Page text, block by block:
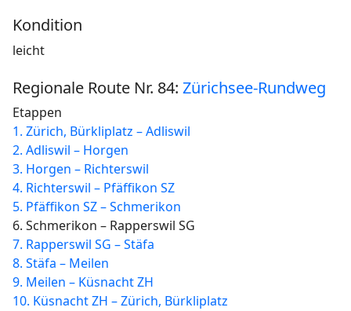
Kondition
leicht
Regionale Route Nr. 84: Zürichsee-Rundweg
Etappen
1. Zürich, Bürkliplatz – Adliswil
2. Adliswil – Horgen
3. Horgen – Richterswil
4. Richterswil – Pfäffikon SZ
5. Pfäffikon SZ – Schmerikon
6. Schmerikon – Rapperswil SG
7. Rapperswil SG – Stäfa
8. Stäfa – Meilen
9. Meilen – Küsnacht ZH
10. Küsnacht ZH – Zürich, Bürkliplatz